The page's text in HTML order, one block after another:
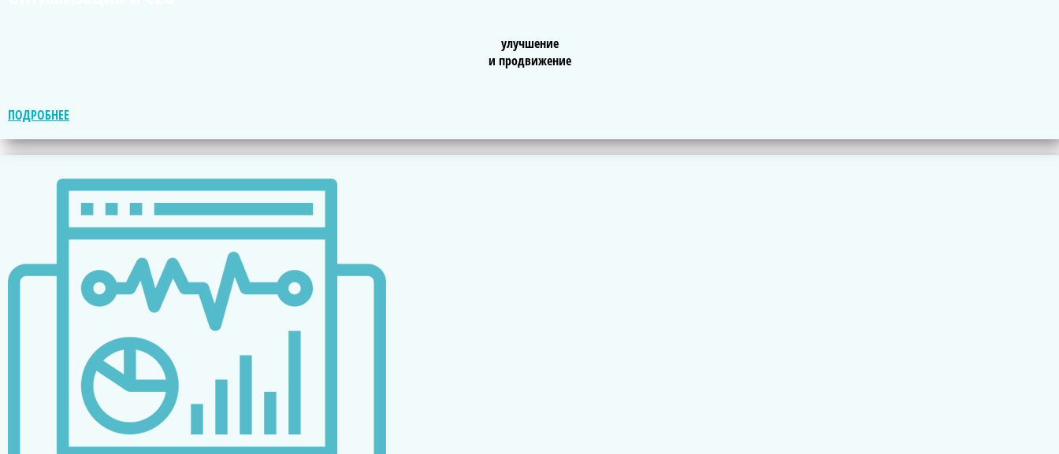
улучшение
и продвижение
ПОДРОБНЕЕ